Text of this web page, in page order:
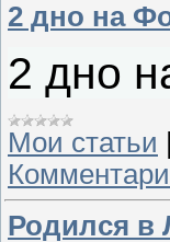
2 дно на
2 дно
Мои статьи |
Родился в